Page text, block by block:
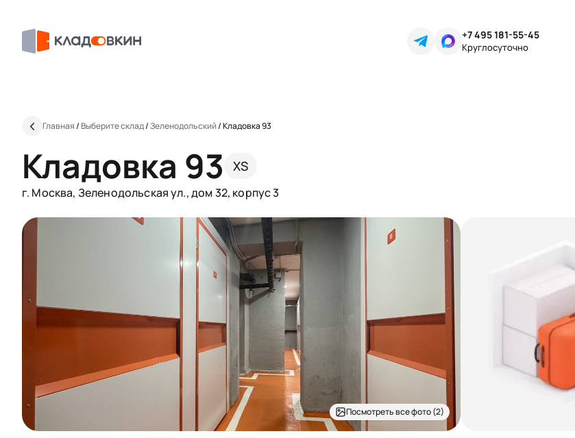
+7 495 181-55-45
Круглосуточно
Главная/ Выберите склад/Зеленодольский/Кладовка 93
Кладовка 93 XS
г. Москва, Зеленодольская ул., дом 32, корпус 3
Посмотреть все фото (2)